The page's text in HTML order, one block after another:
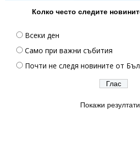
Колко често следите
Всеки ден
Само при важни събития
Почти не следя новините от
Покажи